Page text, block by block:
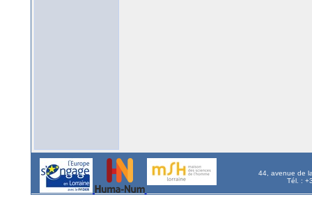
44, avenue de
Tél. :